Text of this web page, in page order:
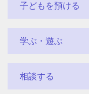
子どもを預ける
学ぶ・遊ぶ
相談する